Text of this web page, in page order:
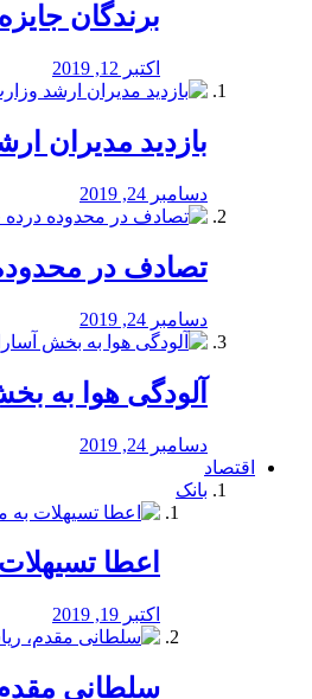
برندگان جایزه
اکتبر 12, 2019
بازدید مدیران
دسامبر 24, 2019
تصادف در
دسامبر 24, 2019
آلودگی هوا به
دسامبر 24, 2019
اقتصاد
بانک
️اعطا
اکتبر 19, 2019
سلطانی